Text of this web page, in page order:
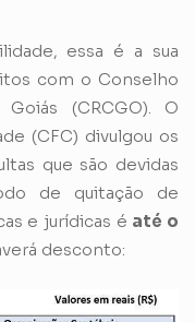
essa é a sua
com o Conselho
(CRCGO). O
(CFC) divulgou os
que são devidas
de quitação de
e jurídicas é até o
desconto: